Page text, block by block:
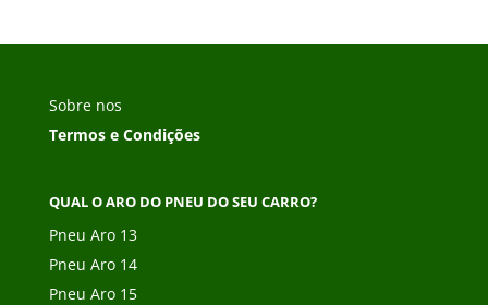
Sobre nos
Termos e Condições
QUAL O ARO DO PNEU DO SEU CARRO?
Pneu Aro 13
Pneu Aro 14
Pneu Aro 15